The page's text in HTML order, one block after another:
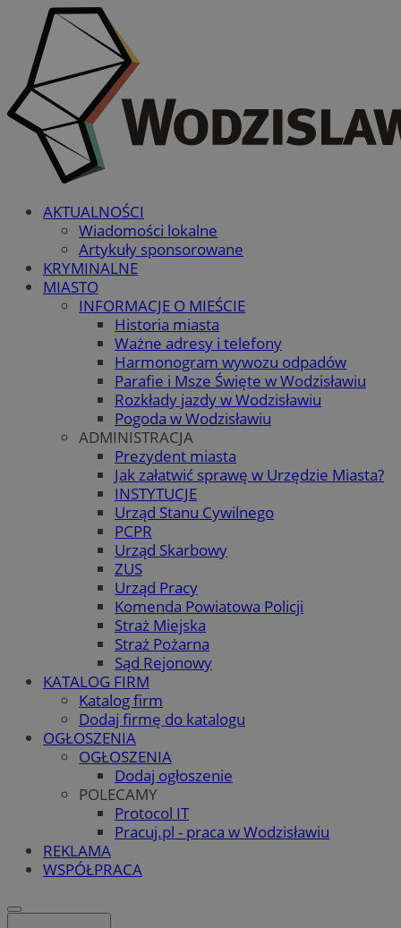
AKTUALNOŚCI
Wiadomości lokalne
Artykuły sponsorowane
KRYMINALNE
MIASTO
INFORMACJE O MIEŚCIE
Historia miasta
Ważne adresy i telefony
Harmonogram wywozu odpadów
Parafie i Msze Święte w Wodzisławiu
Rozkłady jazdy w Wodzisławiu
Pogoda w Wodzisławiu
ADMINISTRACJA
Prezydent miasta
Jak załatwić sprawę w Urzędzie Miasta?
INSTYTUCJE
Urząd Stanu Cywilnego
PCPR
Urząd Skarbowy
ZUS
Urząd Pracy
Komenda Powiatowa Policji
Straż Miejska
Straż Pożarna
Sąd Rejonowy
KATALOG FIRM
Katalog firm
Dodaj firmę do katalogu
OGŁOSZENIA
OGŁOSZENIA
Dodaj ogłoszenie
POLECAMY
Protocol IT
Pracuj.pl - praca w Wodzisławiu
REKLAMA
WSPÓŁPRACA